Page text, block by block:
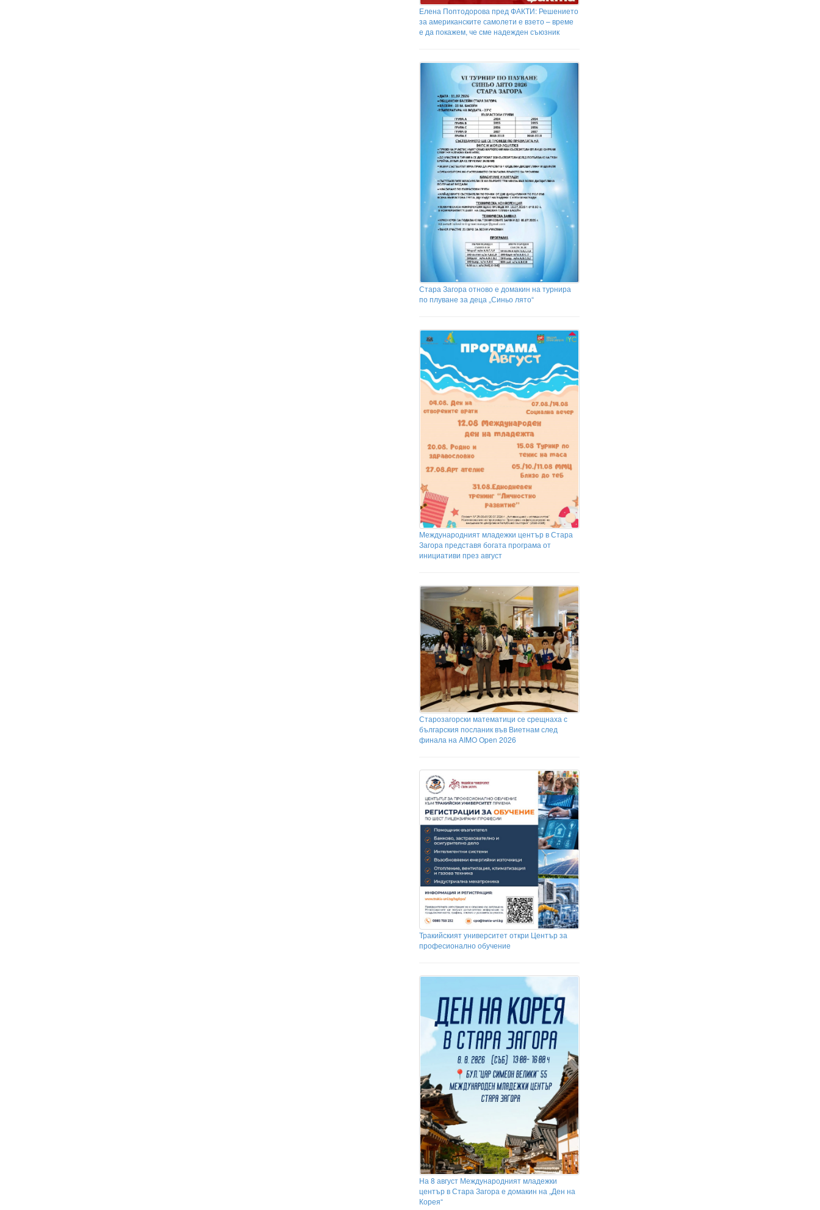
Елена Поптодорова пред ФАКТИ: Решението
за американските самолети е взето – време
е да покажем, че сме надежден съюзник
Стара Загора отново е домакин на турнира
по плуване за деца „Синьо лято“
Международният младежки център в Стара
Загора представя богата програма от
инициативи през август
Старозагорски математици се срещнаха с
българския посланик във Виетнам след
финала на AIMO Open 2026
Тракийският университет откри Център за
професионално обучение
На 8 август Международният младежки
център в Стара Загора е домакин на „Ден на
Корея“